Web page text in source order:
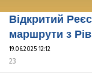
Відкритий
маршрути з
19.06.2025 12:12
23